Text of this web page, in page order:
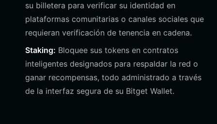
su billetera para verificar su identidad en
plataformas comunitarias o canales sociales que
requieran verificación de tenencia en cadena.
Staking: Bloquee sus tokens en contratos
inteligentes designados para respaldar la red o
ganar recompensas, todo administrado a través
de la interfaz segura de su Bitget Wallet.